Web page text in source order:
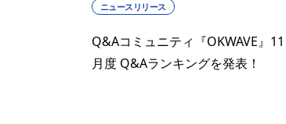
ニュースリリース
Q&Aコミュニティ『OKWAVE』11
月度 Q&Aランキングを発表！